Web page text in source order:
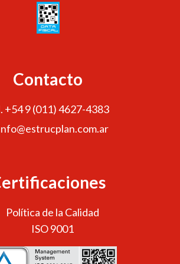
Contacto
+54 9 (011) 4627-4383
Política de la Calidad
ISO 9001